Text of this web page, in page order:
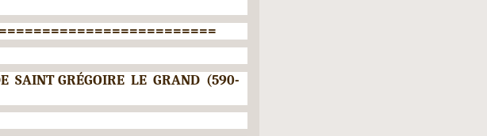
SAINT GRÉGOIRE LE GRAND (590-